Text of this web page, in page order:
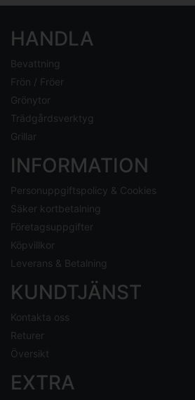
HANDLA
Bevattning
Frön / Fröer
Grönytor
Trädgårdsverktyg
Grillar
INFORMATION
Personuppgiftspolicy & Cookies
Säker kortbetalning
Företagsuppgifter
Köpvillkor
Leverans & Betalning
KUNDTJÄNST
Kontakta oss
Returer
Översikt
EXTRA